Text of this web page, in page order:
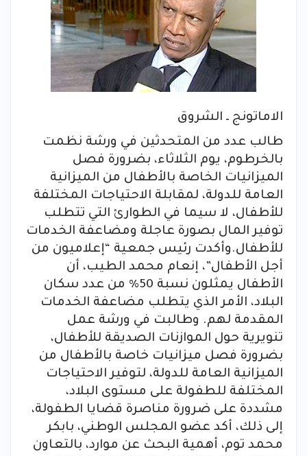
الاماتونج ـ الشروق
طالب عدد من المتحدثين في ورشة نظمت
بالخرطوم، يوم الثلاثاء، بضرورة فصل
الميزانيات الخاصة بالأطفال من الميزانية
العامة للدولة، لمقابلة الاحتياجات المختلفة
للأطفال، لا سيما في الطوارئ التي تتطلب
توفير المال بصورة عاجلة ومضاعفة الخدمات
للأطفال.وأكدت رئيس جمعية “إعلاميون من
أجل الأطفال”، إنعام محمد الطيب، أن
الأطفال يمثلون نسبة 50% من عدد سكان
البلاد، الأمر الذي يتطلب مضاعفة الخدمات
المقدمة لهم. وطالبت في ورشة عمل
تنويرية حول الموازنات الصديقة للأطفال،
بضرورة فصل ميزانيات خاصة بالأطفال من
الميزانية العامة للدولة، لتوفير الاحتياجات
المختلفة للطفولة على مستوى البلاد،
مشددة على ضرورة مناصرة قضايا الطفولة،
إلى ذلك، أكد عضو المجلس الوطني، بابكر
محمد توم، أهمية البحث عن موارد، بالتعاون